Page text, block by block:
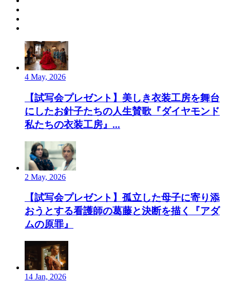
4 May, 2026
【試写会プレゼント】美しき衣装工房を舞台
にしたお針子たちの人生賛歌『ダイヤモンド
私たちの衣装工房』...
2 May, 2026
【試写会プレゼント】孤立した母子に寄り添
おうとする看護師の葛藤と決断を描く『アダ
ムの原罪』
14 Jan, 2026